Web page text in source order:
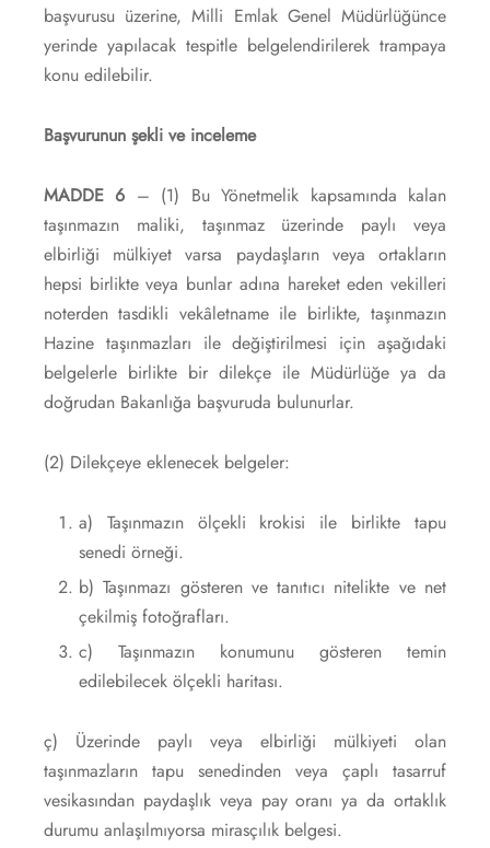
başvurusu üzerine, Milli Emlak Genel Müdürlüğünce
yerinde yapılacak tespitle belgelendirilerek trampaya
konu edilebilir.
Başvurunun şekli ve inceleme
MADDE 6 – (1) Bu Yönetmelik kapsamında kalan
taşınmazın maliki, taşınmaz üzerinde paylı veya
elbirliği mülkiyet varsa paydaşların veya ortakların
hepsi birlikte veya bunlar adına hareket eden vekilleri
noterden tasdikli vekâletname ile birlikte, taşınmazın
Hazine taşınmazları ile değiştirilmesi için aşağıdaki
belgelerle birlikte bir dilekçe ile Müdürlüğe ya da
doğrudan Bakanlığa başvuruda bulunurlar.
(2) Dilekçeye eklenecek belgeler:
a) Taşınmazın ölçekli krokisi ile birlikte tapu
senedi örneği.
b) Taşınmazı gösteren ve tanıtıcı nitelikte ve net
çekilmiş fotoğrafları.
c) Taşınmazın konumunu gösteren temin
edilebilecek ölçekli haritası.
ç) Üzerinde paylı veya elbirliği mülkiyeti olan
taşınmazların tapu senedinden veya çaplı tasarruf
vesikasından paydaşlık veya pay oranı ya da ortaklık
durumu anlaşılmıyorsa mirasçılık belgesi.